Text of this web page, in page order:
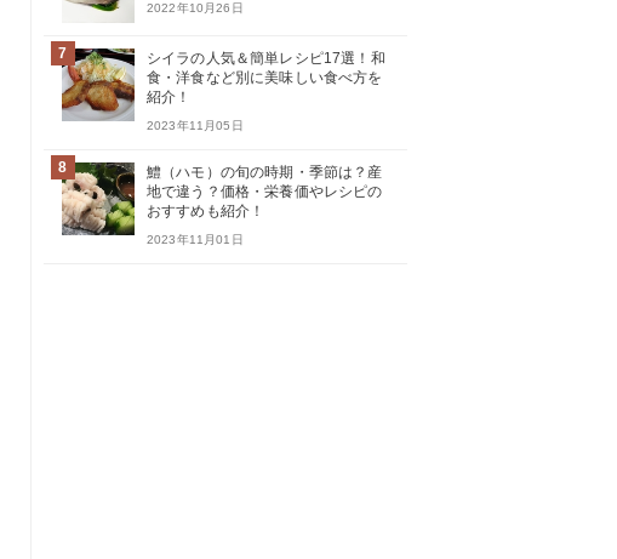
2022年10月26日
7
シイラの人気＆簡単レシピ17選！和
食・洋食など別に美味しい食べ方を
紹介！
2023年11月05日
8
鱧（ハモ）の旬の時期・季節は？産
地で違う？価格・栄養価やレシピの
おすすめも紹介！
2023年11月01日